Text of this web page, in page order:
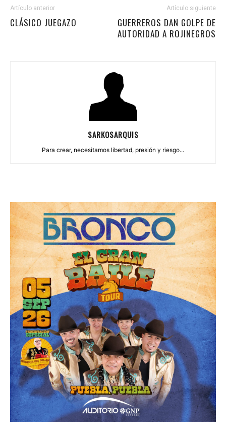
Artículo anterior
CLÁSICO JUEGAZO
Artículo siguiente
GUERREROS DAN GOLPE DE
AUTORIDAD A ROJINEGROS
SARKOSARQUIS
Para crear, necesitamos libertad, presión y riesgo...